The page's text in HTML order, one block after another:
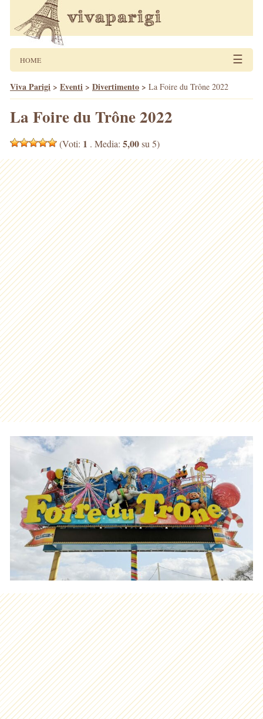
HOME ☰
Viva Parigi > Eventi > Divertimento > La Foire du Trône 2022
La Foire du Trône 2022
(Voti: 1 . Media: 5,00su 5)